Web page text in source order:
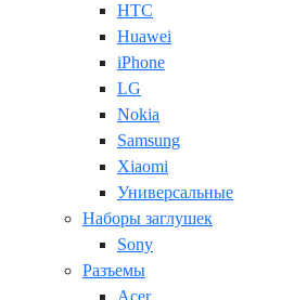
HTC
Huawei
iPhone
LG
Nokia
Samsung
Xiaomi
Универсальные
Наборы заглушек
Sony
Разъемы